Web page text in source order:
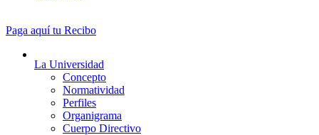
Paga aquí tu Recibo
La Universidad
Concepto
Normatividad
Perfiles
Organigrama
Cuerpo Directivo